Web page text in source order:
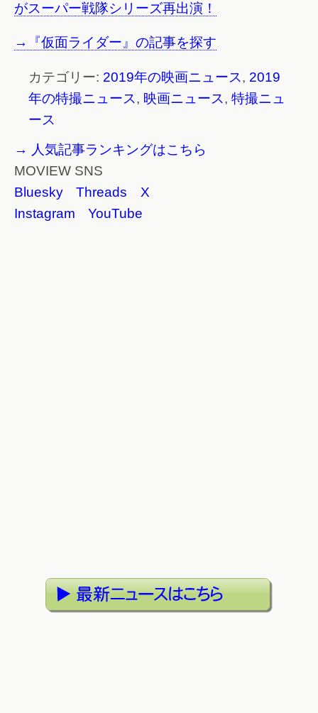
がスーパー戦隊シリーズ再出演！
→『仮面ライダー』の記事を探す
カテゴリー: 2019年の映画ニュース, 2019
年の特撮ニュース, 映画ニュース, 特撮ニュ
ース
→ 人気記事ランキングはこちら
MOVIEW SNS
Bluesky
Threads
X
Instagram
YouTube